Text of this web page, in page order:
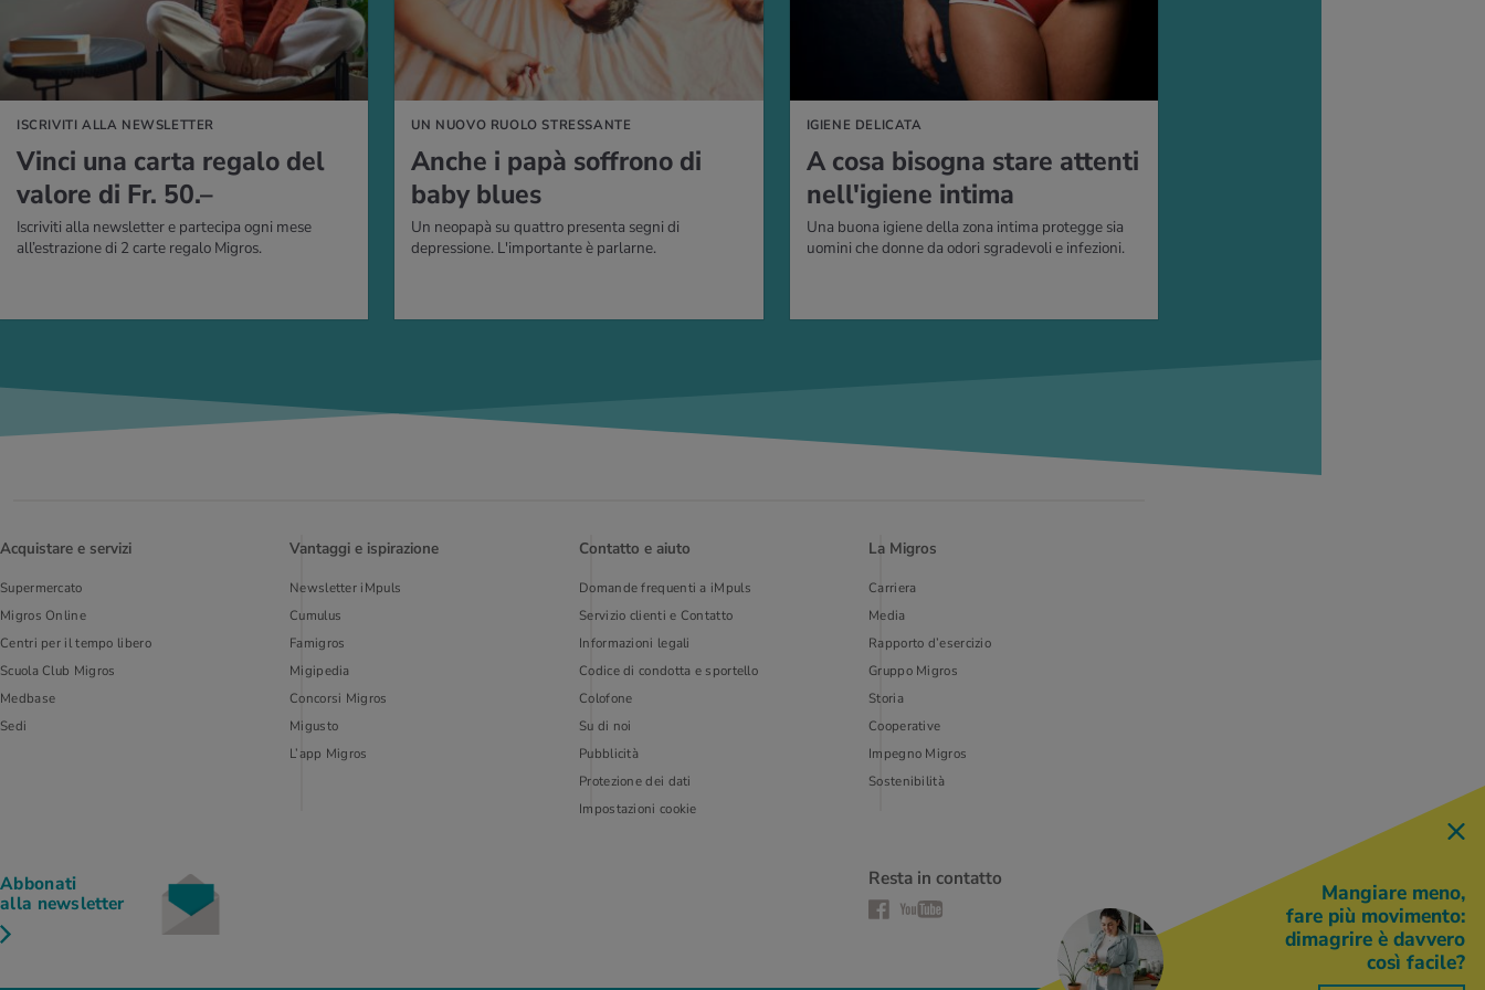
ISCRIVITI ALLA NEWSLETTER
Vinci una carta regalo del
valore di Fr. 50.–
Iscriviti alla newsletter e partecipa ogni mese
all’estrazione di 2 carte regalo Migros.
UN NUOVO RUOLO STRESSANTE
Anche i papà soffrono di
baby blues
Un neopapà su quattro presenta segni di
depressione. L'importante è parlarne.
IGIENE DELICATA
A cosa bisogna stare attenti
nell'igiene intima
Una buona igiene della zona intima protegge sia
uomini che donne da odori sgradevoli e infezioni.
Acquistare e servizi
Supermercato
Migros Online
Centri per il tempo libero
Scuola Club Migros
Medbase
Sedi
Vantaggi e ispirazione
Newsletter iMpuls
Cumulus
Famigros
Migipedia
Concorsi Migros
Migusto
L’app Migros
Contatto e aiuto
Domande frequenti a iMpuls
Servizio clienti e Contatto
Informazioni legali
Codice di condotta e sportello
Colofone
Su di noi
Pubblicità
Protezione dei dati
Impostazioni cookie
La Migros
Carriera
Media
Rapporto d’esercizio
Gruppo Migros
Storia
Cooperative
Impegno Migros
Sostenibilità
Abbonati
alla newsletter
Resta in contatto
Facebook
YouTube
Mangiare meno,
fare più movimento:
dimagrire è davvero
così facile?